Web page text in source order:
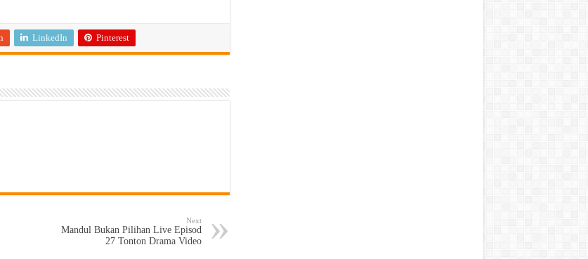
LinkedIn Pinterest
Next
Mandul Bukan Pilihan Live Episod
27 Tonton Drama Video